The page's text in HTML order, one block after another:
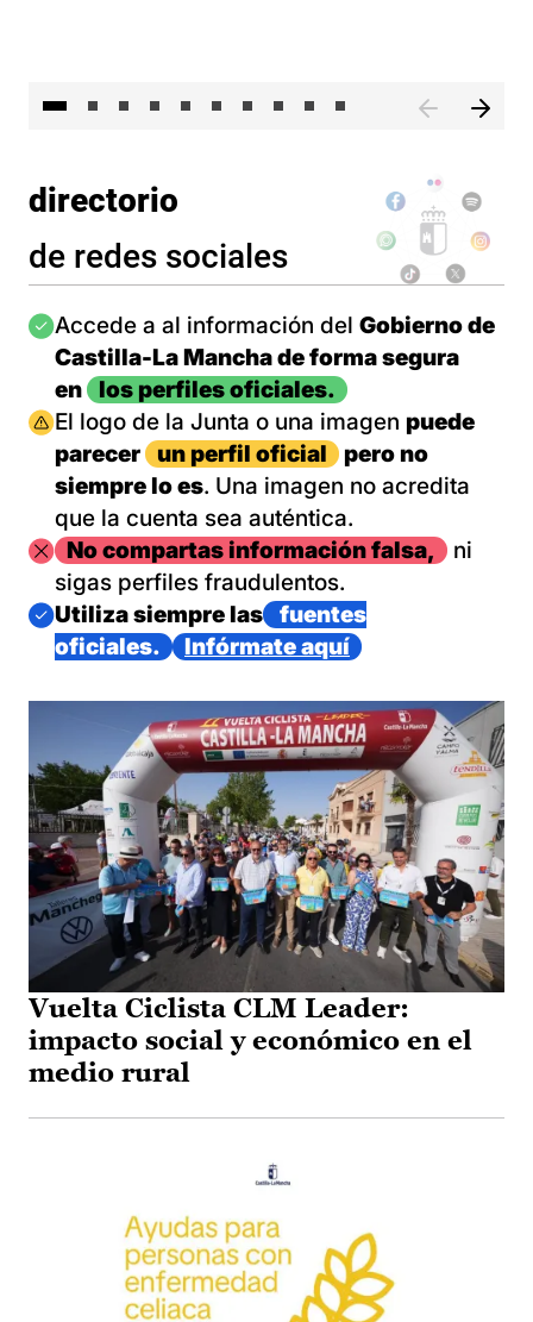
directorio
de redes sociales
Imagen
Accede a al información del Gobierno de
Castilla-La Mancha de forma segura
en
los perfiles oficiales.
Imagen
El logo de la Junta o una imagen puede
parecer
un perfil oficial
pero no
siempre lo es. Una imagen no acredita
que la cuenta sea auténtica.
ImagenNo compartas información falsa,
ni
sigas perfiles fraudulentos.
Imagen
Utiliza siempre las
fuentes
oficiales.
Infórmate aquí
Vuelta Ciclista CLM Leader:
impacto social y económico en el
medio rural